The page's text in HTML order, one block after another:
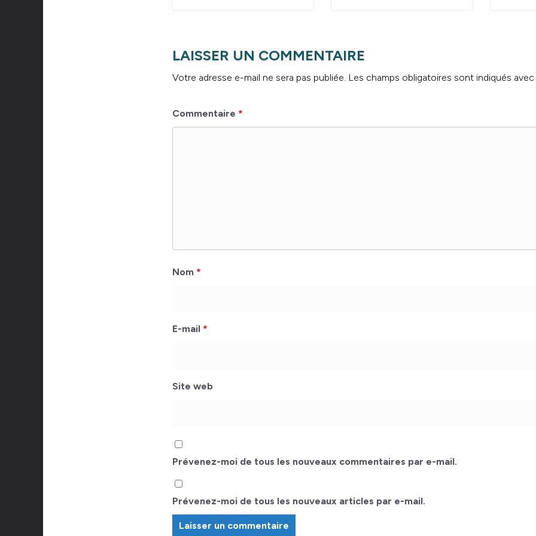
LAISSER UN COMMENTAIRE
Votre adresse e-mail ne sera pas publiée. Les champs obligatoires sont indiqués avec
Commentaire *
Nom *
E-mail *
Site web
Prévenez-moi de tous les nouveaux commentaires par e-mail.
Prévenez-moi de tous les nouveaux articles par e-mail.